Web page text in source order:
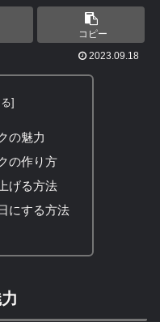
コピー
2023.09.18
の魅力
の作り方
げる方法
にする方法